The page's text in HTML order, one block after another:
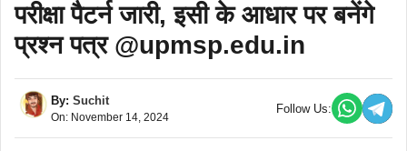
परीक्षा पैटर्न जारी, इसी के आधार पर बनेंगे
प्रश्न पत्र @upmsp.edu.in
By: Suchit
On: November 14, 2024
Follow Us: